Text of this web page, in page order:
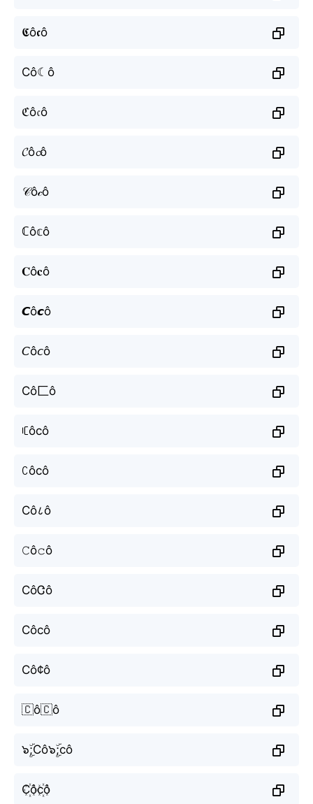
𝕮ô𝖈ô
Cô☾ô
ℭô𝔠ô
𝓒ô𝓬ô
𝒞ô𝒸ô
ℂô𝕔ô
𝐂ô𝐜ô
𝘾ô𝙘ô
𝘊ô𝘤ô
Cô匚ô
ꏸôcô
ꉔôcô
Cô८ô
𝙲ô𝚌ô
CôᏣô
Сôсô
Cô¢ô
🇨ô🇨ô
๖ۣۜ;Cô๖ۣۜ;cô
C꙰ôc꙰ô